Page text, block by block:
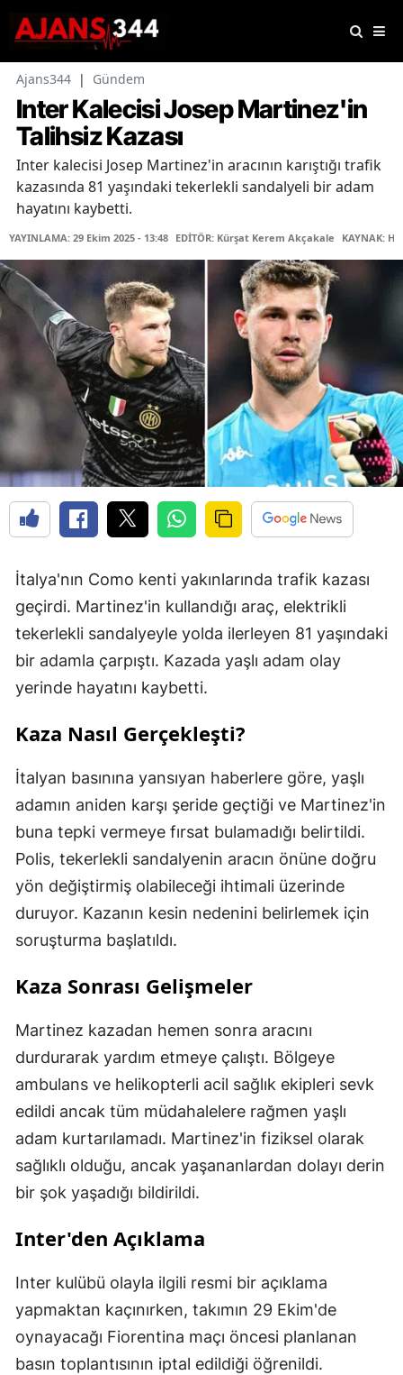
Ajans344 | Gündem
Inter Kalecisi Josep Martinez'in
Talihsiz Kazası
Inter kalecisi Josep Martinez'in aracının karıştığı trafik
kazasında 81 yaşındaki tekerlekli sandalyeli bir adam
hayatını kaybetti.
YAYINLAMA: 29 Ekim 2025 - 13:48 EDİTÖR: Kürşat Kerem Akçakale KAYNAK:
İtalya'nın Como kenti yakınlarında trafik kazası
geçirdi. Martinez'in kullandığı araç, elektrikli
tekerlekli sandalyeyle yolda ilerleyen 81 yaşındaki
bir adamla çarpıştı. Kazada yaşlı adam olay
yerinde hayatını kaybetti.
Kaza Nasıl Gerçekleşti?
İtalyan basınına yansıyan haberlere göre, yaşlı
adamın aniden karşı şeride geçtiği ve Martinez'in
buna tepki vermeye fırsat bulamadığı belirtildi.
Polis, tekerlekli sandalyenin aracın önüne doğru
yön değiştirmiş olabileceği ihtimali üzerinde
duruyor. Kazanın kesin nedenini belirlemek için
soruşturma başlatıldı.
Kaza Sonrası Gelişmeler
Martinez kazadan hemen sonra aracını
durdurarak yardım etmeye çalıştı. Bölgeye
ambulans ve helikopterli acil sağlık ekipleri sevk
edildi ancak tüm müdahalelere rağmen yaşlı
adam kurtarılamadı. Martinez'in fiziksel olarak
sağlıklı olduğu, ancak yaşananlardan dolayı derin
bir şok yaşadığı bildirildi.
Inter'den Açıklama
Inter kulübü olayla ilgili resmi bir açıklama
yapmaktan kaçınırken, takımın 29 Ekim'de
oynayacağı Fiorentina maçı öncesi planlanan
basın toplantısının iptal edildiği öğrenildi.